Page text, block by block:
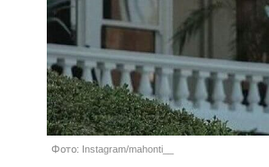
Фото: Instagram/mahonti__